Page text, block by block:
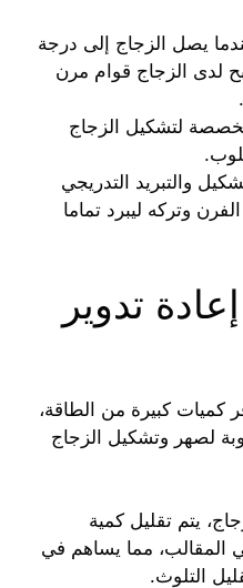
يصل الزجاج إلى درجة
لدى الزجاج قوام مرن
لتشكيل الزجاج
والتبريد التدريجي
وتركه ليبرد تماما
تدوير
كميات كبيرة من الطاقة،
لصهر وتشكيل الزجاج
يتم تقليل كمية
المقالب، مما يساهم في
التلوث.